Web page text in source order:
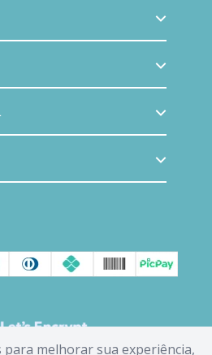
para melhorar sua experiência,